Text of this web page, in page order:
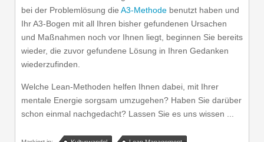
bei der Problemlösung die A3-Methode benutzt haben und
Ihr A3-Bogen mit all Ihren bisher gefundenen Ursachen
und Maßnahmen noch vor Ihnen liegt, beginnen Sie bereits
wieder, die zuvor gefundene Lösung in Ihren Gedanken
wiederzufinden.
Welche Lean-Methoden helfen Ihnen dabei, mit Ihrer
mentale Energie sorgsam umzugehen? Haben Sie darüber
schon einmal nachgedacht? Lassen Sie es uns wissen ...